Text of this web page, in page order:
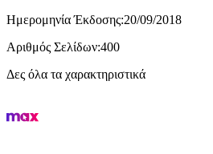
Ημερομηνία Έκδοσης:20/09/2018
Αριθμός Σελίδων:400
Δες όλα τα χαρακτηριστικά